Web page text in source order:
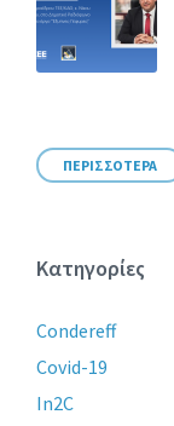
ΠΕΡΙΣΣΟΤΕΡΑ
Κατηγορίες
Condereff
Covid-19
In2C